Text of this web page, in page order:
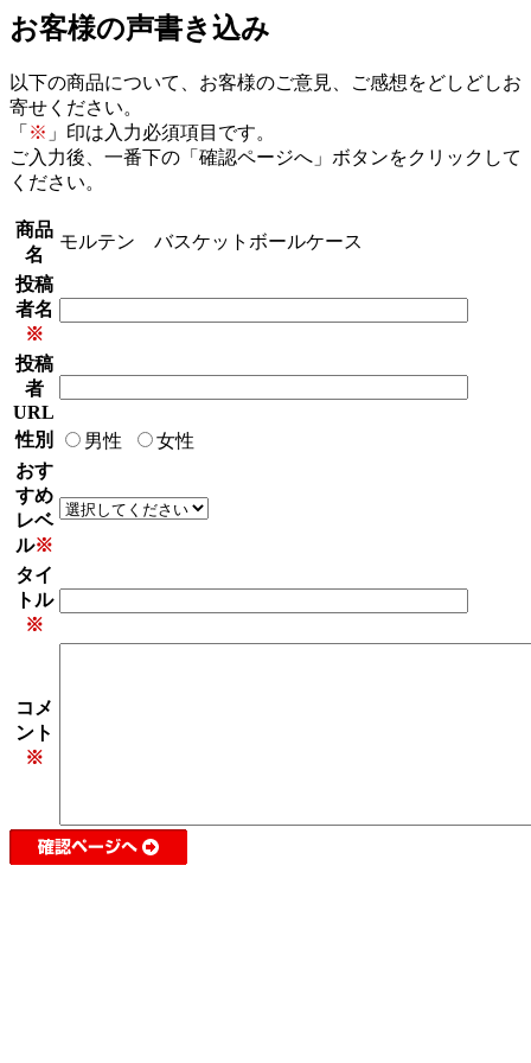
お客様の声書き込み
以下の商品について、お客様のご意見、ご感想をどしどしお
寄せください。
「 ※ 」印は入力必須項目です。
ご入力後、一番下の「確認ページへ」ボタンをクリックして
ください。
商品
名
モルテン バスケットボールケース
投稿
者名
※
投稿
者
URL
性別
男性
女性
おす
すめ
レベ
ル※
タイ
トル
※
コメ
ント
※